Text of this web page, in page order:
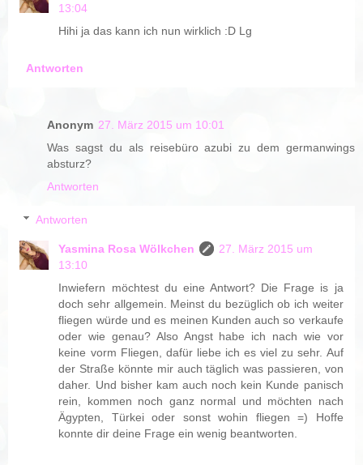
13:04
Hihi ja das kann ich nun wirklich :D Lg
Antworten
Anonym 27. März 2015 um 10:01
Was sagst du als reisebüro azubi zu dem germanwings
absturz?
Antworten
Antworten
Yasmina Rosa Wölkchen
27. März 2015 um
13:10
Inwiefern möchtest du eine Antwort? Die Frage is ja
doch sehr allgemein. Meinst du bezüglich ob ich weiter
fliegen würde und es meinen Kunden auch so verkaufe
oder wie genau? Also Angst habe ich nach wie vor
keine vorm Fliegen, dafür liebe ich es viel zu sehr. Auf
der Straße könnte mir auch täglich was passieren, von
daher. Und bisher kam auch noch kein Kunde panisch
rein, kommen noch ganz normal und möchten nach
Ägypten, Türkei oder sonst wohin fliegen =) Hoffe
konnte dir deine Frage ein wenig beantworten.